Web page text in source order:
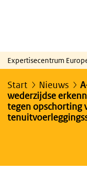
Expertisecentrum
Start Nieuws
wederzijdse
tegen opschorting